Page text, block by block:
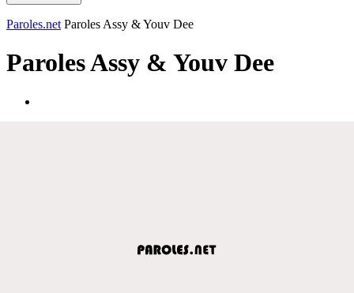
Paroles.net Paroles Assy & Youv Dee
ParolesAssy & Youv Dee